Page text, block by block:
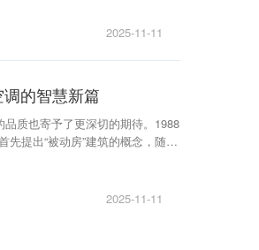
2025-11-11
的智慧新篇
品质也寄予了更深切的期待。1988
提出“被动房”建筑的概念，随着
2025-11-11